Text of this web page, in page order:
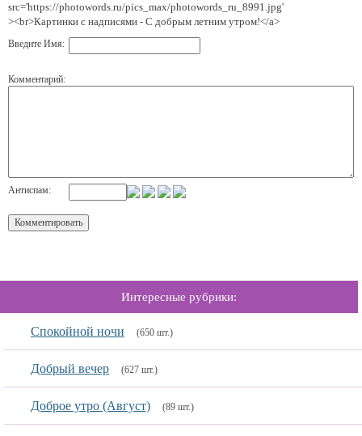
src='https://photowords.ru/pics_max/photowords_ru_8991.jpg'
><br>Картинки с надписями - С добрым летним утром!</a>
Введите Имя:
Комментарий:
Антиспам:
Интересные рубрики:
Спокойной ночи (650 шт.)
Добрый вечер (627 шт.)
Доброе утро (Август) (89 шт.)